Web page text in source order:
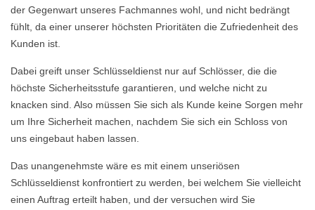
der Gegenwart unseres Fachmannes wohl, und nicht bedrängt
fühlt, da einer unserer höchsten Prioritäten die Zufriedenheit des
Kunden ist.
Dabei greift unser Schlüsseldienst nur auf Schlösser, die die
höchste Sicherheitsstufe garantieren, und welche nicht zu
knacken sind. Also müssen Sie sich als Kunde keine Sorgen mehr
um Ihre Sicherheit machen, nachdem Sie sich ein Schloss von
uns eingebaut haben lassen.
Das unangenehmste wäre es mit einem unseriösen
Schlüsseldienst konfrontiert zu werden, bei welchem Sie vielleicht
einen Auftrag erteilt haben, und der versuchen wird Sie